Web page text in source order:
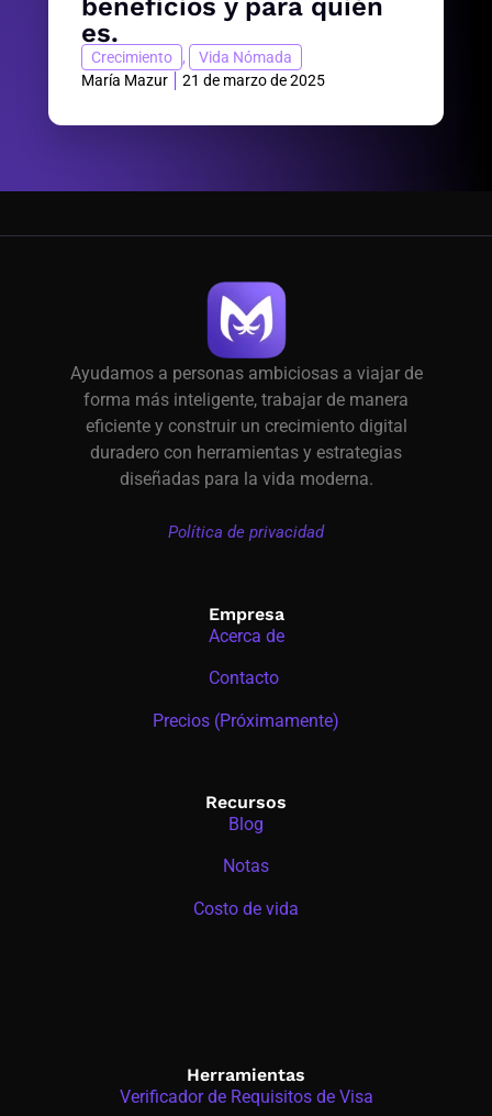
beneficios y para quién
es.
Crecimiento ,
Vida Nómada
María Mazur
21 de marzo de 2025
Ayudamos a personas ambiciosas a viajar de
forma más inteligente, trabajar de manera
eficiente y construir un crecimiento digital
duradero con herramientas y estrategias
diseñadas para la vida moderna.
Política de privacidad
Empresa
Acerca de
Contacto
Precios (Próximamente)
Recursos
Blog
Notas
Costo de vida
Herramientas
Verificador de Requisitos de Visa